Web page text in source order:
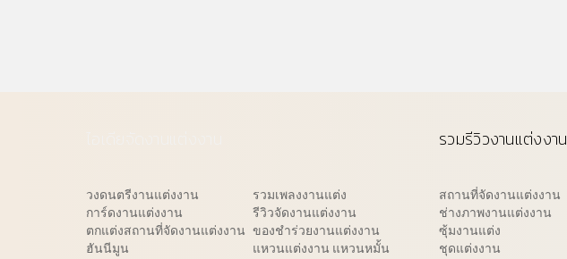
วงดนตรีงานแต่งงาน
การ์ดงานแต่งงาน
ตกแต่งสถานที่จัดงานแต่งงาน
ฮันนีมูน
รวมเพลงงานแต่ง
รีวิวจัดงานแต่งงาน
ของชำร่วยงานแต่งงาน
แหวนแต่งงาน แหวนหมั้น
รวมรีวิวงานแต่งงาน
สถานที่จัดงานแต่งงาน
ช่างภาพงานแต่งงาน
ซุ้มงานแต่ง
ชุดแต่งงาน